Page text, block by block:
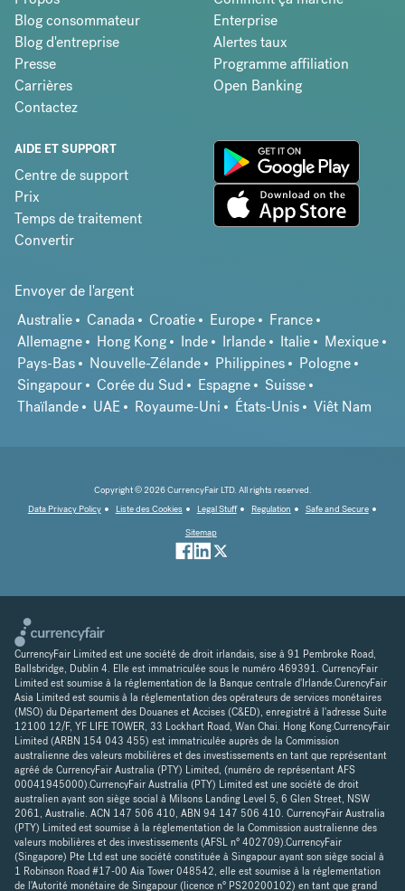
Blog consommateur
Blog d'entreprise
Presse
Carrières
Contactez
Enterprise
Alertes taux
Programme affiliation
Open Banking
AIDE ET SUPPORT
Centre de support
Prix
Temps de traitement
Convertir
Envoyer de l'argent
Australie
Canada Croatie Europe
France
Allemagne
Hong Kong Inde Irlande Italie
Mexique
Pays-Bas
Nouvelle-Zélande Philippines
Pologne
Singapour
Corée du Sud Espagne
Suisse
Thaïlande
UAE Royaume-Uni États-Unis Viêt Nam
Copyright © 2026 CurrencyFair LTD. All rights reserved.
Data Privacy Policy
Liste des Cookies Legal Stuff Regulation
Safe and Secure
Sitemap
CurrencyFair Limited est une société de droit irlandais, sise à 91 Pembroke Road,
Ballsbridge, Dublin 4. Elle est immatriculée sous le numéro 469391. CurrencyFair
Limited est soumise à la réglementation de la Banque centrale d'Irlande.CurencyFair
Asia Limited est soumis à la réglementation des opérateurs de services monétaires
(MSO) du Département des Douanes et Accises (C&ED), enregistré à l'adresse Suite
12100 12/F, YF LIFE TOWER, 33 Lockhart Road, Wan Chai. Hong Kong.CurrencyFair
Limited (ARBN 154 043 455) est immatriculée auprès de la Commission
australienne des valeurs mobilières et des investissements en tant que représentant
agréé de CurrencyFair Australia (PTY) Limited, (numéro de représentant AFS
00041945000).CurrencyFair Australia (PTY) Limited est une société de droit
australien ayant son siège social à Milsons Landing Level 5, 6 Glen Street, NSW
2061, Australie. ACN 147 506 410, ABN 94 147 506 410. CurrencyFair Australia
(PTY) Limited est soumise à la réglementation de la Commission australienne des
valeurs mobilières et des investissements (AFSL n° 402709).CurrencyFair
(Singapore) Pte Ltd est une société constituée à Singapour ayant son siège social à
1 Robinson Road #17-00 Aia Tower 048542, elle est soumise à la réglementation
de l'Autorité monétaire de Singapour (licence n° PS20200102) en tant que grand